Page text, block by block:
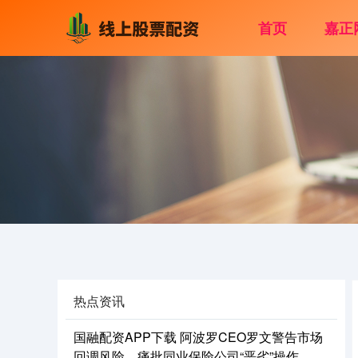
首页 嘉正
热点资讯
国融配资APP下载 阿波罗CEO罗文警告市场